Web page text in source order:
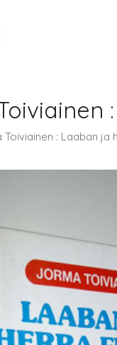
Toiviainen : Laaban ja